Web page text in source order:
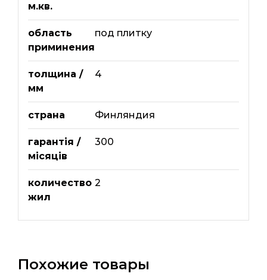
м.кв.
область
приминения
под плитку
толщина /
мм
4
страна Финляндия
гарантія /
місяців
300
количество
жил
2
Похожие товары